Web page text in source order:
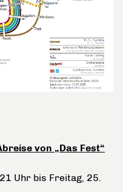
von „Das Fest“
Uhr bis Freitag, 25.